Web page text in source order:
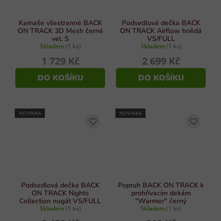
Kamaše všestranné BACK
ON TRACK 3D Mesh černé
vel. S
Skladem (1 ks)
1 729 Kč
DO KOŠÍKU
Podsedlová dečka BACK
ON TRACK Airflow hnědá
VS/FULL
Skladem (1 ks)
2 699 Kč
DO KOŠÍKU
NOVINKA
Podsedlová dečka BACK
ON TRACK Nights
Collection nugát VS/FULL
Skladem (1 ks)
NOVINKA
Popruh BACK ON TRACK k
prohřívacím dekám
"Warmer" černý
Skladem (1 ks)